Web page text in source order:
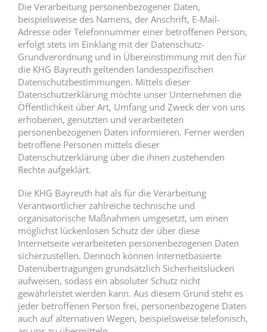
Die Verarbeitung personenbezogener Daten,
beispielsweise des Namens, der Anschrift, E-Mail-
Adresse oder Telefonnummer einer betroffenen Person,
erfolgt stets im Einklang mit der Datenschutz-
Grundverordnung und in Übereinstimmung mit den für
die KHG Bayreuth geltenden landesspezifischen
Datenschutzbestimmungen. Mittels dieser
Datenschutzerklärung möchte unser Unternehmen die
Öffentlichkeit über Art, Umfang und Zweck der von uns
erhobenen, genutzten und verarbeiteten
personenbezogenen Daten informieren. Ferner werden
betroffene Personen mittels dieser
Datenschutzerklärung über die ihnen zustehenden
Rechte aufgeklärt.
Die KHG Bayreuth hat als für die Verarbeitung
Verantwortlicher zahlreiche technische und
organisatorische Maßnahmen umgesetzt, um einen
möglichst lückenlosen Schutz der über diese
Internetseite verarbeiteten personenbezogenen Daten
sicherzustellen. Dennoch können Internetbasierte
Datenübertragungen grundsätzlich Sicherheitslücken
aufweisen, sodass ein absoluter Schutz nicht
gewährleistet werden kann. Aus diesem Grund steht es
jeder betroffenen Person frei, personenbezogene Daten
auch auf alternativen Wegen, beispielsweise telefonisch,